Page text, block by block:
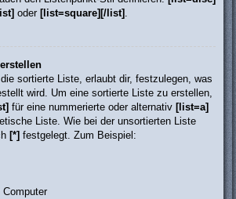
oder [list=square][/list] .
sortierte Liste, erlaubt dir, festzulegen, was
wird. Um eine sortierte Liste zu erstellen,
für eine nummerierte oder alternativ [list=a]
Liste. Wie bei der unsortierten Liste
[*] festgelegt. Zum Beispiel:
Computer